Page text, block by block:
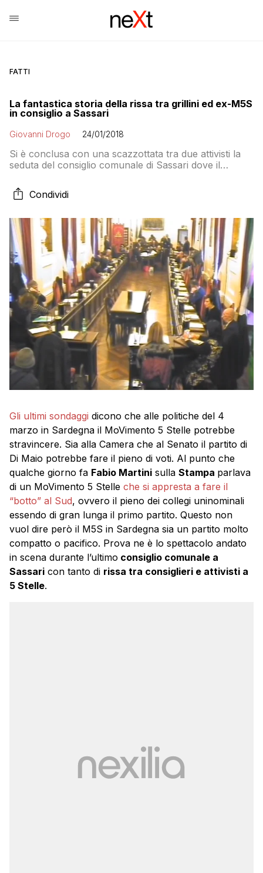
FATTI
La fantastica storia della rissa tra grillini ed ex-M5S
in consiglio a Sassari
Giovanni Drogo 24/01/2018
Si è conclusa con una scazzottata tra due attivisti la
seduta del consiglio comunale di Sassari dove il
addito al M5S nel quale a suo dire vige “una sorta di
regime che si alimenta con la delazione”. Ma le
Condividi
Gli ultimi sondaggi dicono che alle politiche del 4
marzo in Sardegna il MoVimento 5 Stelle potrebbe
stravincere. Sia alla Camera che al Senato il partito di
Di Maio potrebbe fare il pieno di voti. Al punto che
qualche giorno fa Fabio Martini sulla Stampa parlava
di un MoVimento 5 Stelle che si appresta a fare il
“botto” al Sud, ovvero il pieno dei collegi uninominali
essendo di gran lunga il primo partito. Questo non
vuol dire però il M5S in Sardegna sia un partito molto
compatto o pacifico. Prova ne è lo spettacolo andato
in scena durante l’ultimo consiglio comunale a
Sassari con tanto di rissa tra consiglieri e attivisti a
5 Stelle.